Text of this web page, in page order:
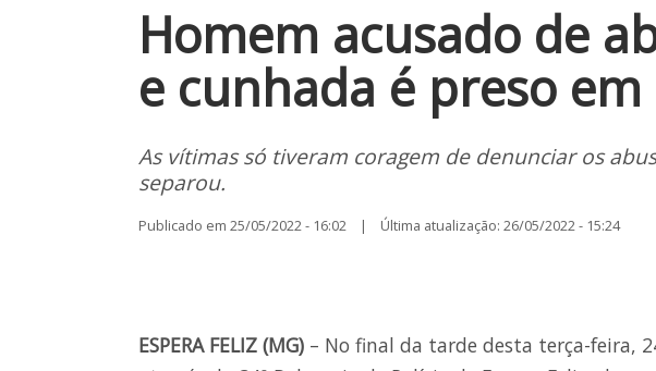
Homem acusado de
e cunhada é preso em
As vítimas só tiveram coragem de denunciar os
separou.
Publicado em 25/05/2022 - 16:02 | Última atualização: 26/05/2022 - 15:24
ESPERA FELIZ (MG) – No final da tarde desta terça-feira,